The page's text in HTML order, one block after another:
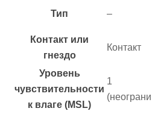
Тип –
Контакт или
гнездо
Контакт
Уровень
чувствительности
к влаге (MSL)
1